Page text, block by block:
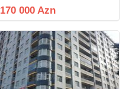
layihəsində yeni tikili 17 mərtəbəli
binanın 12-ci mərtəbəsində,
otaq studio
170 000 Azn